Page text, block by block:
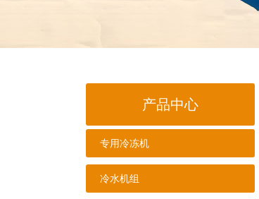
产品中心
专用冷冻机
冷水机组